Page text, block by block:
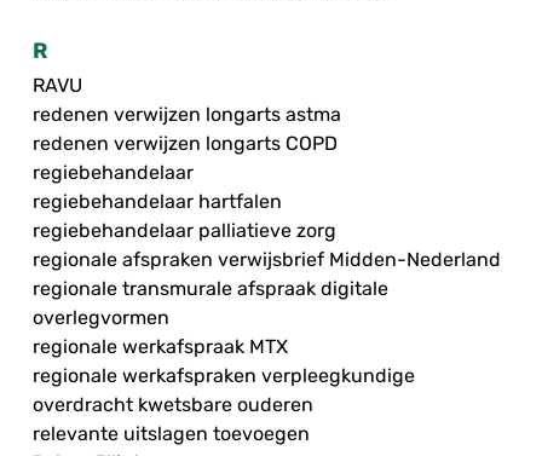
R
RAVU
redenen verwijzen longarts astma
redenen verwijzen longarts COPD
regiebehandelaar
regiebehandelaar hartfalen
regiebehandelaar palliatieve zorg
regionale afspraken verwijsbrief Midden-Nederland
regionale transmurale afspraak digitale
overlegvormen
regionale werkafspraak MTX
regionale werkafspraken verpleegkundige
overdracht kwetsbare ouderen
relevante uitslagen toevoegen